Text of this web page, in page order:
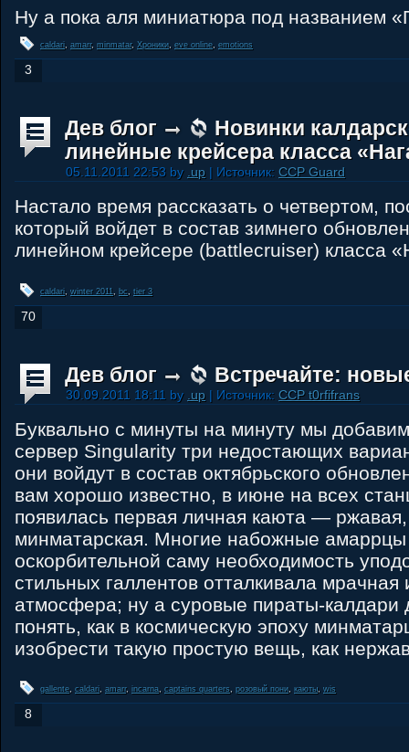
Ну а пока аля миниатюра под названием
caldari, amarr, minmatar, Хроники, eve online, emotions
3
Дев блог
Новинки
линейные крейсера класса
05.11.2011 22:53 by .up | Источник: CCP Guard
Настало время рассказать о четвертом,
который войдет в состав зимнего
линейном крейсере (battlecruiser) класса
caldari winter 2011 bc tier 3
70
Дев блог Встречайте:
30.09.2011 18:11 by .up | Источник: CCP t0rfifrans
Буквально с минуты на минуту мы
сервер Singularity три недостающих
они войдут в состав октябрьского
вам хорошо известно, в июне на всех
появилась первая личная каюта ―
минматарская. Многие набожные амаррцы
оскорбительной саму необходимость
стильных галлентов отталкивала мрачная
атмосфера; ну а суровые пираты-калдари
понять, как в космическую эпоху
изобрести такую простую вещь, как
gallente, caldari, amarr, incarna, captains quarters, розовый пони, каюты, wis
8